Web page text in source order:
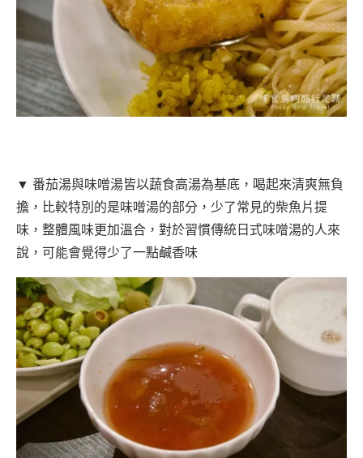
▼ 番茄湯與味噌湯皆以蔬食高湯為基底，喝起來清爽無負
擔，比較特別的是味噌湯的部分，少了常見的柴魚片提
味，整體風味更加溫合，對於習慣傳統日式味噌湯的人來
說，可能會覺得少了一點鹹香味